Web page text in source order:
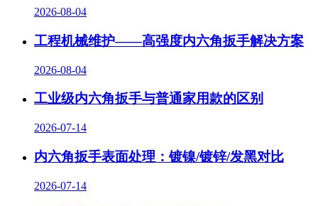
2026-08-04
工程机械维护——高强度内六角扳手解决方案
2026-08-04
工业级内六角扳手与普通家用款的区别
2026-07-14
内六角扳手表面处理：镀镍/镀锌/发黑对比
2026-07-14